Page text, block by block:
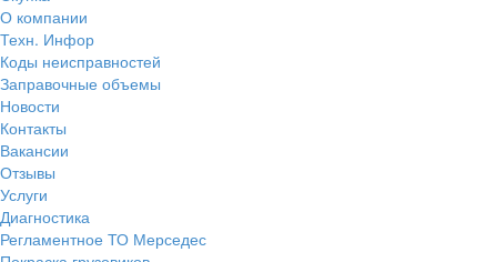
О компании
Техн. Инфор
Коды неисправностей
Заправочные объемы
Новости
Контакты
Вакансии
Отзывы
Услуги
Диагностика
Регламентное ТО Мерседес